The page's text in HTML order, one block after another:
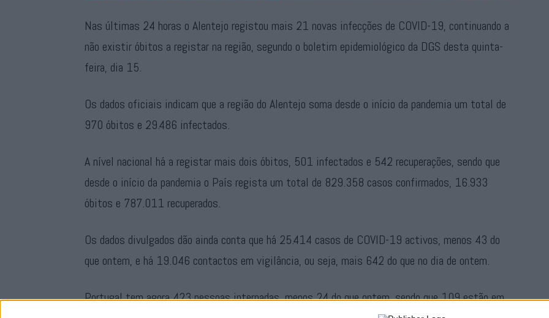
Nas últimas 24 horas o Alentejo registou mais 21 novas infecções de COVID-19, continuando a
não existir óbitos a registar na região, segundo o boletim epidemiológico da DGS desta quinta-
feira, dia 15.
Os dados oficiais indicam que a região do Alentejo soma desde o início da pandemia um total de
970 óbitos e 29.486 infectados.
A nível nacional há a registar mais dois óbitos, 501 infectados e 542 recuperações, sendo que
desde o início da pandemia o País regista um total de 829.358 casos confirmados, 16.933
óbitos e 787.011 recuperados.
Os dados divulgados dão ainda conta que há 25.414 casos de COVID-19 activos, menos 43 do
que ontem, e há 19.046 contactos em vigilância, ou seja, mais 642 do que no dia de ontem.
Portugal tem agora 423 pessoas internadas, menos 24 do que ontem, sendo que 109 estão em